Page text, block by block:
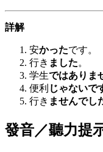
詳解
安かったです。
行き ました。
学生ではありま
便利 じゃないで
行き ませんでし
發音／聽力提